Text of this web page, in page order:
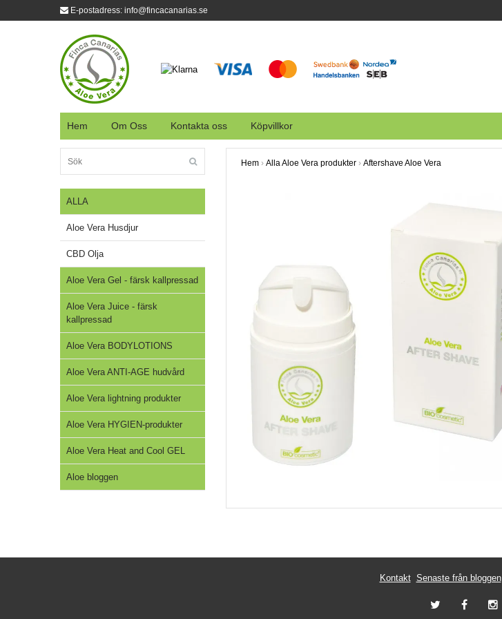
E-postadress: info@fincacanarias.se
Hem Om Oss Kontakta oss Köpvillkor
ALLA
Aloe Vera Husdjur
CBD Olja
Aloe Vera Gel - färsk kallpressad
Aloe Vera Juice - färsk
kallpressad
Aloe Vera BODYLOTIONS
Aloe Vera ANTI-AGE hudvård
Aloe Vera lightning produkter
Aloe Vera HYGIEN-produkter
Aloe Vera Heat and Cool GEL
Aloe bloggen
Hem › Alla Aloe Vera produkter › Aftershave Aloe Vera
Kontakt Senaste från bloggen